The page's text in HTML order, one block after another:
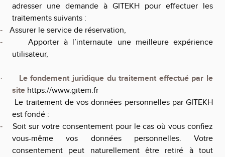
adresser une demande à GITEKH pour effectuer les
traitements suivants :
- Assurer le service de réservation,
-
Apporter à l’internaute une meilleure expérience
utilisateur,
·
Le fondement juridique du traitement effectué par le
site https://www.gitem.fr
Le traitement de vos données personnelles par GITEKH
est fondé :
- Soit sur votre consentement pour le cas où vous confiez
vous-même vos données personnelles. Votre
consentement peut naturellement être retiré à tout